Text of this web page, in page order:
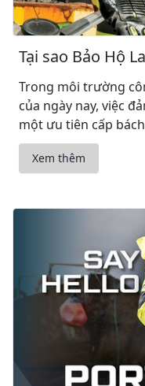
Tại sao Bảo Hộ
Trong môi trường
của ngày nay, việc
một ưu tiên cấp
Xem thêm